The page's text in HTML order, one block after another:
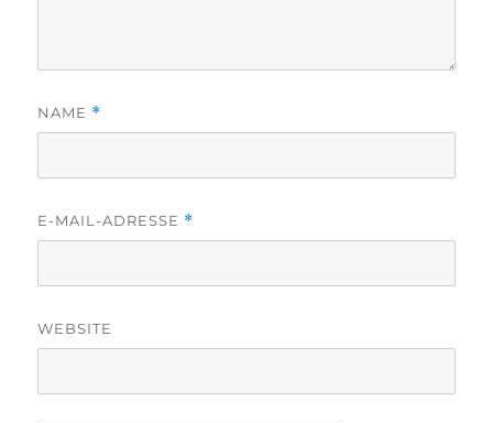
NAME *
E-MAIL-ADRESSE *
WEBSITE